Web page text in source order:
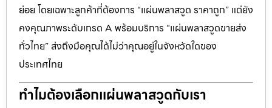
ย่อย โดยเฉพาะลูกค้าที่ต้องการ “แผ่นพลาสวูด ราคาถูก” แต่ยัง
คงคุณภาพระดับเกรด A พร้อมบริการ “แผ่นพลาสวูดขายส่ง
ทั่วไทย” ส่งถึงมือคุณได้ไม่ว่าคุณอยู่ในจังหวัดใดของ
ประเทศไทย
ทำไมต้องเลือกแผ่นพลาสวูดกับเรา